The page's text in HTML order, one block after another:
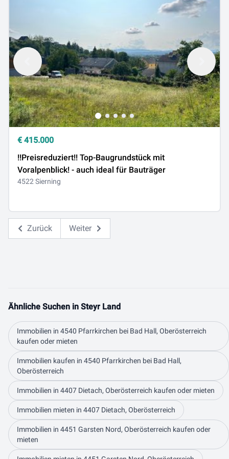
€ 415.000
!!Preisreduziert!! Top-Baugrundstück mit
Voralpenblick! - auch ideal für Bauträger
4522 Sierning
Zurück Weiter
Ähnliche Suchen in Steyr Land
Immobilien in 4540 Pfarrkirchen bei Bad Hall, Oberösterreich
kaufen oder mieten
Immobilien kaufen in 4540 Pfarrkirchen bei Bad Hall,
Oberösterreich
Immobilien in 4407 Dietach, Oberösterreich kaufen oder mieten
Immobilien mieten in 4407 Dietach, Oberösterreich
Immobilien in 4451 Garsten Nord, Oberösterreich kaufen oder
mieten